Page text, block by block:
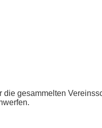
gesammelten